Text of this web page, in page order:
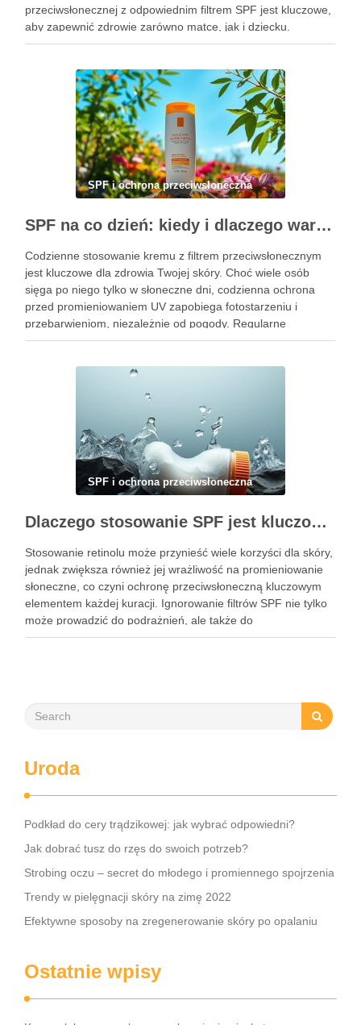
przeciwsłonecznej z odpowiednim filtrem SPF jest kluczowe,
aby zapewnić zdrowie zarówno matce, jak i dziecku.
Właściwa ochrona przeciwsłoneczna nie tylko zapobiega
SPF i ochrona przeciwsłoneczna
SPF na co dzień: kiedy i dlaczego warto sięgać po krem z filtrem przeciwsłonecznym
Codzienne stosowanie kremu z filtrem przeciwsłonecznym
jest kluczowe dla zdrowia Twojej skóry. Choć wiele osób
sięga po niego tylko w słoneczne dni, codzienna ochrona
przed promieniowaniem UV zapobiega fotostarzeniu i
przebarwieniom, niezależnie od pogody. Regularne
aplikowanie filtrów przeciwsłonecznych to inwestycja w
SPF i ochrona przeciwsłoneczna
Dlaczego stosowanie SPF jest kluczowe podczas kuracji retinolem i jak to robić prawidłowo
Stosowanie retinolu może przynieść wiele korzyści dla skóry,
jednak zwiększa również jej wrażliwość na promieniowanie
słoneczne, co czyni ochronę przeciwsłoneczną kluczowym
elementem każdej kuracji. Ignorowanie filtrów SPF nie tylko
może prowadzić do podrażnień, ale także do
nieestetycznych przebarwień. Dlatego codzienne stosowanie
Uroda
Podkład do cery trądzikowej: jak wybrać odpowiedni?
Jak dobrać tusz do rzęs do swoich potrzeb?
Strobing oczu – secret do młodego i promiennego spojrzenia
Trendy w pielęgnacji skóry na zimę 2022
Efektywne sposoby na zregenerowanie skóry po opalaniu
Ostatnie wpisy